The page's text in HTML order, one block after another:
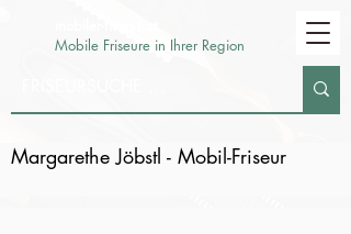
Mobile Friseure in Ihrer Region
Margarethe Jöbstl - Mobil-Friseur